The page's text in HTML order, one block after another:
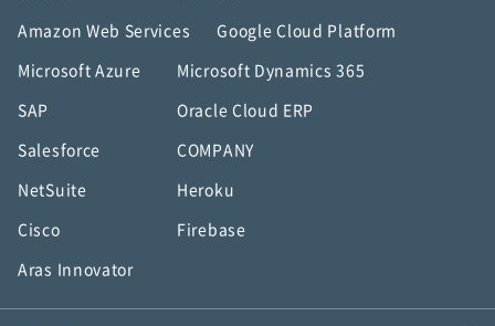
Amazon Web Services Google Cloud Platform
Microsoft Azure Microsoft Dynamics 365
SAP Oracle Cloud ERP
Salesforce COMPANY
NetSuite Heroku
Cisco Firebase
Aras Innovator